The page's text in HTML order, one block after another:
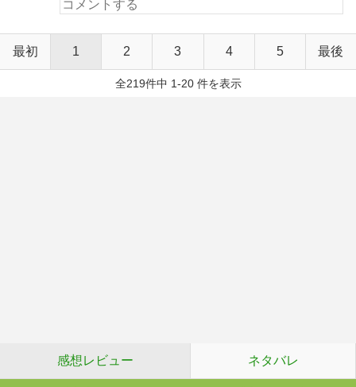
最初 1 2 3 4 5 最後
全219件中 1-20 件を表示
感想レビュー ネタバレ